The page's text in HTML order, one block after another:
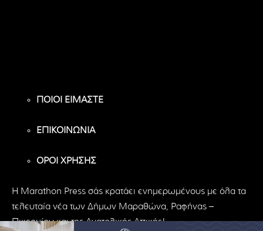
ΠΟΙΟΙ ΕΙΜΑΣΤΕ
ΕΠΙΚΟΙΝΩΝΙΑ
ΟΡΟΙ ΧΡΗΣΗΣ
H Marathon Press σάς κρατάει ενημερωμένους με όλα τα
τελευταία νέα των Δήμων Μαραθώνα, Ραφήνας –
Πικερμίου και της Ανατολικής Αττικής!